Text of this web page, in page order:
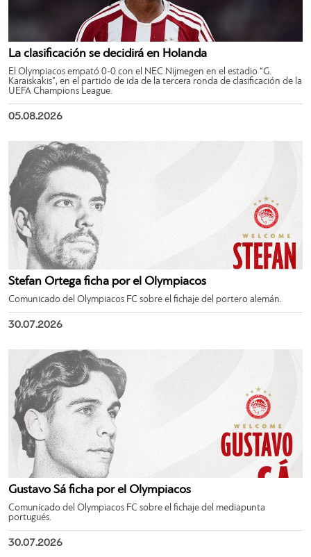
La clasificación se decidirá en Holanda
El Olympiacos empató 0-0 con el NEC Nijmegen en el estadio “G.
Karaiskakis”, en el partido de ida de la tercera ronda de clasificación de la
UEFA Champions League.
05.08.2026
Stefan Ortega ficha por el Olympiacos
Comunicado del Olympiacos FC sobre el fichaje del portero alemán.
30.07.2026
Gustavo Sá ficha por el Olympiacos
Comunicado del Olympiacos FC sobre el fichaje del mediapunta
portugués.
30.07.2026